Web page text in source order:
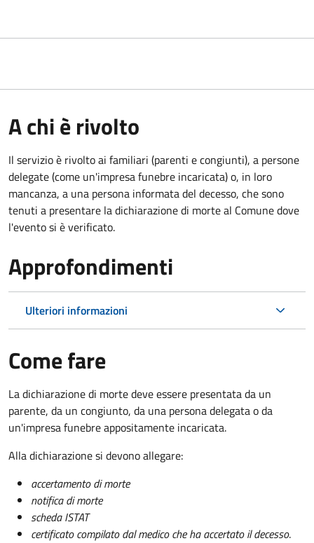
A chi è rivolto
Il servizio è rivolto ai familiari (parenti e congiunti), a persone
delegate (come un'impresa funebre incaricata) o, in loro
mancanza, a una persona informata del decesso, che sono
tenuti a presentare la dichiarazione di morte al Comune dove
l'evento si è verificato.
Approfondimenti
Ulteriori informazioni
Come fare
La dichiarazione di morte deve essere presentata da un
parente, da un congiunto, da una persona delegata o da
un'impresa funebre appositamente incaricata.
Alla dichiarazione si devono allegare:
accertamento di morte
notifica di morte
scheda ISTAT
certificato compilato dal medico che ha accertato il decesso.